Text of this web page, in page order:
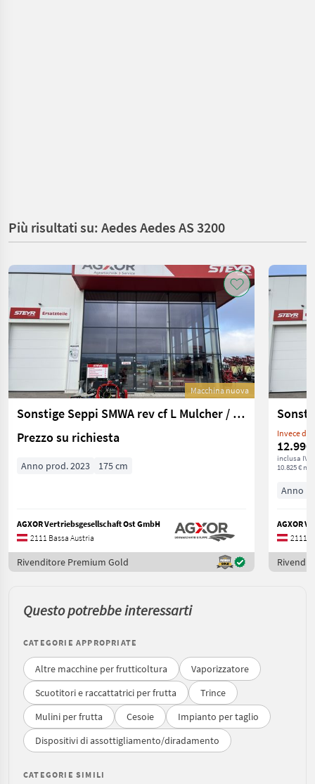
Più risultati su: Aedes Aedes AS 3200
Macchina nuova
Sonstige Seppi SMWA rev cf L Mulcher / Häcksler
Prezzo su richiesta
Anno prod. 2023 175 cm
AGXOR Vertriebsgesellschaft Ost GmbH
2111 Bassa Austria
Rivenditore Premium Gold
Invece di:
12.990
inclusa IVA
10.825 €
Anno
AGXOR
2111
Questo potrebbe interessarti
CATEGORIE APPROPRIATE
Altre macchine per frutticoltura
Vaporizzatore
Scuotitori e raccattatrici per frutta
Trince
Mulini per frutta
Cesoie
Impianto per taglio
Dispositivi di assottigliamento/diradamento
CATEGORIE SIMILI